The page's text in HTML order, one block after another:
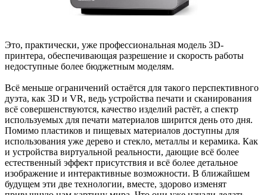
Это, практически, уже профессиональная модель 3D-
принтера, обеспечивающая разрешение и скорость работы
недоступные более бюджетным моделям.
Всё меньше ограничений остаётся для такого перспективного
дуэта, как 3D и VR, ведь устройства печати и сканирования
всё совершенствуются, качество изделий растёт, а спектр
используемых для печати материалов ширится день ото дня.
Помимо пластиков и пищевых материалов доступны для
использования уже дерево и стекло, металлы и керамика. Как
и устройства виртуальной реальности, дающие всё более
естественный эффект присутствия и всё более детальное
изображение и интерактивные возможности. В ближайшем
будущем эти две технологии, вместе, здорово изменят